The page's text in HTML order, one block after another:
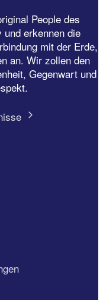
People des
erkennen die
mit der Erde,
an. Wir zollen den
Gegenwart und